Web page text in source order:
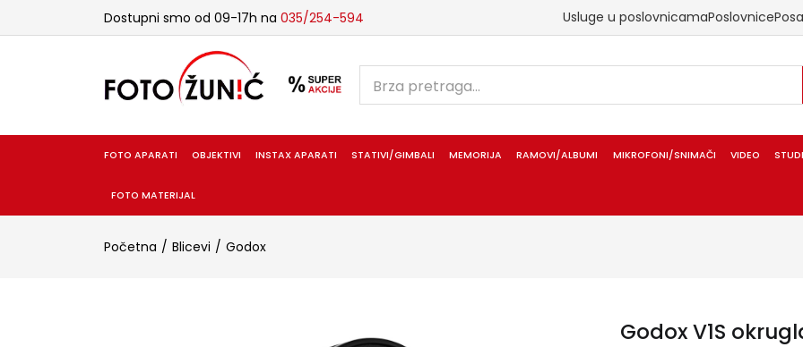
Dostupni smo od 09-17h na 035/254-594 Usluge u poslovnicamaPoslovnice
FOTO APARATI OBJEKTIVI INSTAX APARATI STATIVI/GIMBALI MEMORIJA RAMOVI/ALBUMI MIKROFONI/SNIMAČI VIDEO
FOTO MATERIJAL
Početna Blicevi Godox
Godox V1S